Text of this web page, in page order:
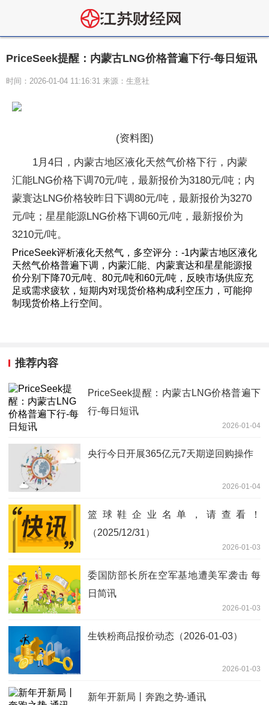
PriceSeek提醒：内蒙古LNG价格普遍下行-每日短讯
时间：2026-01-04 11:16:31 来源：生意社
(资料图)
1月4日，内蒙古地区液化天然气价格下行，内蒙
汇能LNG价格下调70元/吨，最新报价为3180元/吨；内
蒙寰达LNG价格较昨日下调80元/吨，最新报价为3270
元/吨；星星能源LNG价格下调60元/吨，最新报价为
3210元/吨。
PriceSeek评析液化天然气，多空评分：-1内蒙古地区液化
天然气价格普遍下调，内蒙汇能、内蒙寰达和星星能源报
价分别下降70元/吨、80元/吨和60元/吨，反映市场供应充
足或需求疲软，短期内对现货价格构成利空压力，可能抑
制现货价格上行空间。
推荐内容
PriceSeek提醒：内蒙古LNG价格普遍下
行-每日短讯
2026-01-04
央行今日开展365亿元7天期逆回购操作
2026-01-04
篮球鞋企业名单，请查看！
（2025/12/31）
2026-01-03
委国防部长所在空军基地遭美军袭击 每
日简讯
2026-01-03
生铁粉商品报价动态（2026-01-03）
2026-01-03
新年开新局丨奔跑之势-通讯